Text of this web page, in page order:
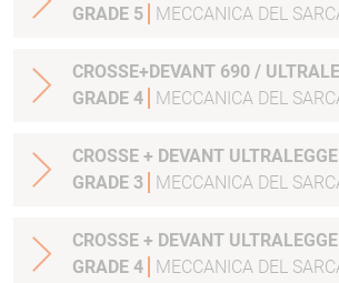
GRADE 5
MECCANICA DEL
CROSSE+DEVANT 690 /
GRADE 4
MECCANICA DEL
CROSSE + DEVANT
GRADE 3
MECCANICA DEL
CROSSE + DEVANT
GRADE 4
MECCANICA DEL